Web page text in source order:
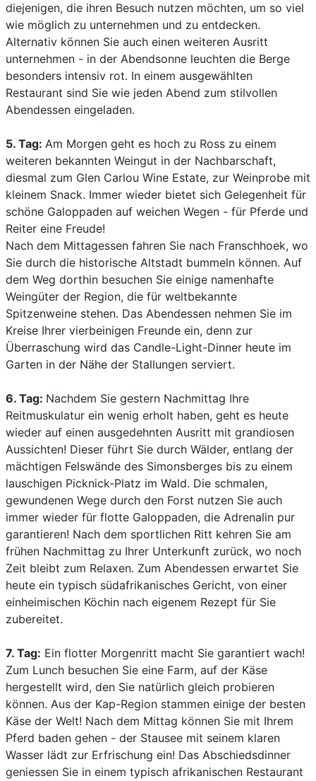
diejenigen, die ihren Besuch nutzen möchten, um so viel
wie möglich zu unternehmen und zu entdecken.
Alternativ können Sie auch einen weiteren Ausritt
unternehmen - in der Abendsonne leuchten die Berge
besonders intensiv rot. In einem ausgewählten
Restaurant sind Sie wie jeden Abend zum stilvollen
Abendessen eingeladen.
5. Tag: Am Morgen geht es hoch zu Ross zu einem
weiteren bekannten Weingut in der Nachbarschaft,
diesmal zum Glen Carlou Wine Estate, zur Weinprobe mit
kleinem Snack. Immer wieder bietet sich Gelegenheit für
schöne Galoppaden auf weichen Wegen - für Pferde und
Reiter eine Freude!
Nach dem Mittagessen fahren Sie nach Franschhoek, wo
Sie durch die historische Altstadt bummeln können. Auf
dem Weg dorthin besuchen Sie einige namenhafte
Weingüter der Region, die für weltbekannte
Spitzenweine stehen. Das Abendessen nehmen Sie im
Kreise Ihrer vierbeinigen Freunde ein, denn zur
Überraschung wird das Candle-Light-Dinner heute im
Garten in der Nähe der Stallungen serviert.
6. Tag: Nachdem Sie gestern Nachmittag Ihre
Reitmuskulatur ein wenig erholt haben, geht es heute
wieder auf einen ausgedehnten Ausritt mit grandiosen
Aussichten! Dieser führt Sie durch Wälder, entlang der
mächtigen Felswände des Simonsberges bis zu einem
lauschigen Picknick-Platz im Wald. Die schmalen,
gewundenen Wege durch den Forst nutzen Sie auch
immer wieder für flotte Galoppaden, die Adrenalin pur
garantieren! Nach dem sportlichen Ritt kehren Sie am
frühen Nachmittag zu Ihrer Unterkunft zurück, wo noch
Zeit bleibt zum Relaxen. Zum Abendessen erwartet Sie
heute ein typisch südafrikanisches Gericht, von einer
einheimischen Köchin nach eigenem Rezept für Sie
zubereitet.
7. Tag: Ein flotter Morgenritt macht Sie garantiert wach!
Zum Lunch besuchen Sie eine Farm, auf der Käse
hergestellt wird, den Sie natürlich gleich probieren
können. Aus der Kap-Region stammen einige der besten
Käse der Welt! Nach dem Mittag können Sie mit Ihrem
Pferd baden gehen - der Stausee mit seinem klaren
Wasser lädt zur Erfrischung ein! Das Abschiedsdinner
geniessen Sie in einem typisch afrikanischen Restaurant